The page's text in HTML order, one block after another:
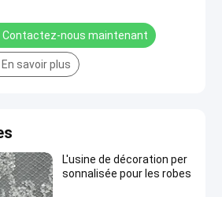
Contactez-nous maintenant
En savoir plus
L'usine de décoration per
sonnalisée pour les robes